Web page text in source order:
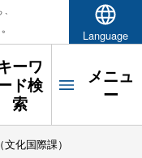
Language
ーワ
ド検
索
メニュ
ー
化国際課）